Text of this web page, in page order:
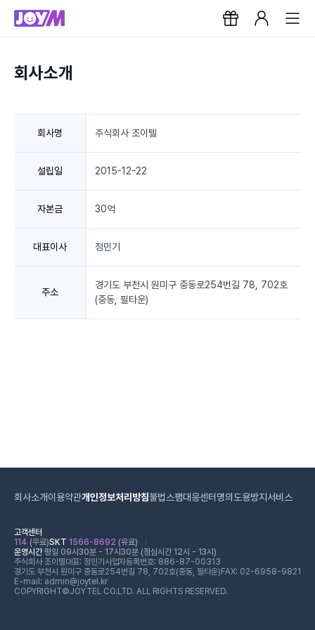
회사소개
회사명 주식회사 조이텔
설립일 2015-12-22
자본금 30억
대표이사 정민기
주소
경기도 부천시 원미구 중동로254번길 78, 702호
(중동, 필타운)
회사소개이용약관개인정보처리방침불법스팸대응센터 명의도용방지서비스
고객센터
114 (무료)SKT 1566-8692 (유료)
운영시간평일 09시30분 - 17시30분 (점심시간 12시 - 13시)
주식회사 조이텔대표: 정민기 사업자등록번호: 886-87-00313
경기도 부천시 원미구 중동로254번길 78, 702호(중동, 필타운) FAX: 02-6958-9821
E-mail: admin@joytel.kr
COPYRIGHT©JOYTEL CO.LTD. ALL RIGHTS RESERVED.